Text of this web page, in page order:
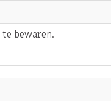
bewaren.